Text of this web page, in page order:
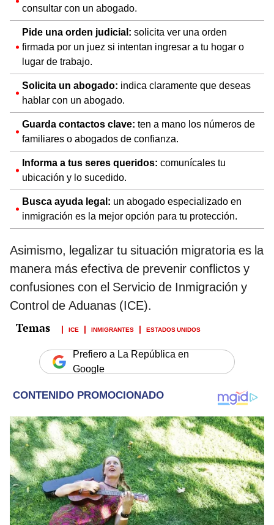
consultar con un abogado.
Pide una orden judicial: solicita ver una orden
firmada por un juez si intentan ingresar a tu hogar o
lugar de trabajo.
Solicita un abogado: indica claramente que deseas
hablar con un abogado.
Guarda contactos clave: ten a mano los números de
familiares o abogados de confianza.
Informa a tus seres queridos: comunícales tu
ubicación y lo sucedido.
Busca ayuda legal: un abogado especializado en
inmigración es la mejor opción para tu protección.
Asimismo, legalizar tu situación migratoria es la
manera más efectiva de prevenir conflictos y
confusiones con el Servicio de Inmigración y
Control de Aduanas (ICE).
ICE INMIGRANTES ESTADOS UNIDOS
Prefiero a La República en
Google